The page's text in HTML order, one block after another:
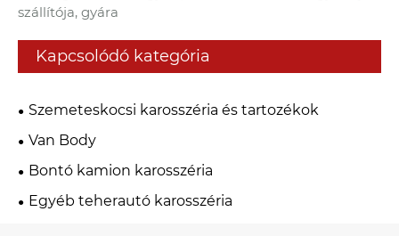
szállítója, gyára
Kapcsolódó kategória
Szemeteskocsi karosszéria és tartozékok
Van Body
Bontó kamion karosszéria
Egyéb teherautó karosszéria